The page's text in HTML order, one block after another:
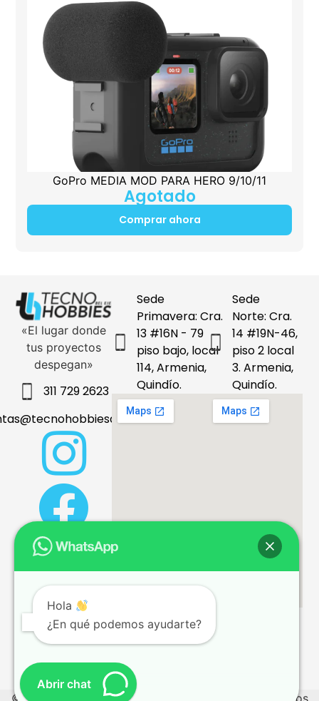
GoPro MEDIA MOD PARA HERO 9/10/11
Agotado
Comprar ahora
«El lugar donde
tus proyectos
despegan»
311 729 2623
Sede
Primavera: Cra.
13 #16N - 79
piso bajo, local
114, Armenia,
Quindío.
Sede
Norte: Cra.
14 #19N-46,
piso 2 local
3. Armenia,
Quindío.
Términos y condiciones
Hola
¿En qué podemos ayudarte?
Abrir chat